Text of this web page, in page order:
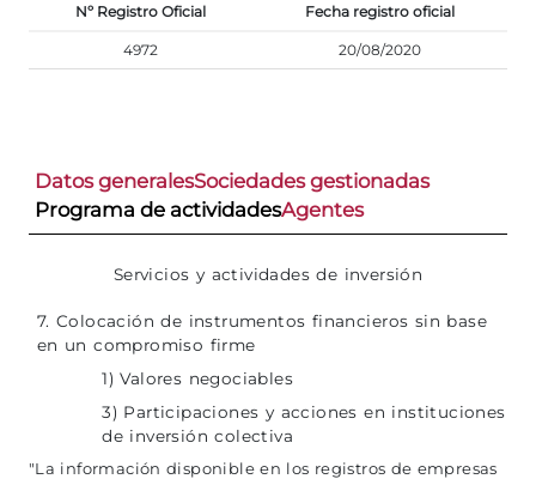
Nº Registro Oficial Fecha registro oficial
4972 20/08/2020
Datos generalesSociedades gestionadas
Programa de actividadesAgentes
Servicios y actividades de inversión
7. Colocación de instrumentos financieros sin base
en un compromiso firme
1) Valores negociables
3) Participaciones y acciones en instituciones
de inversión colectiva
"La información disponible en los registros de empresas